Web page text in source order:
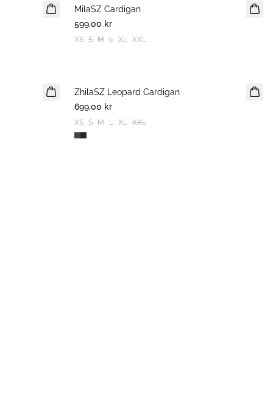
MilaSZ Cardigan
599,00 kr
XS S M L XL XXL
ZhilaSZ Leopard Cardigan
699,00 kr
XS S M L XL XXL